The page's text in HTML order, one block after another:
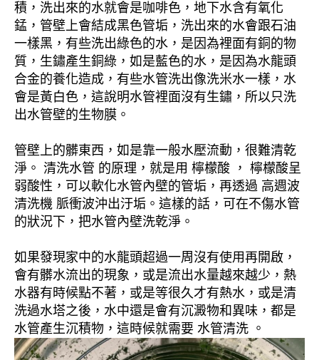
積，洗出來的水就會是咖啡色，地下水含有氧化
錳，管壁上會結成黑色管垢，洗出來的水會跟石油
一樣黑，有些洗出綠色的水，是因為裡面有銅的物
質，生鏽產生銅綠，如是藍色的水，是因為水龍頭
合金的養化造成，有些水管洗出像洗米水一樣，水
會是黃白色，這說明水管裡面沒有生鏽，所以只洗
出水管壁的生物膜。
管壁上的髒東西，如是靠一般水壓流動，很難清乾
淨。 清洗水管 的原理，就是用 檸檬酸 ， 檸檬酸呈
弱酸性，可以軟化水管內壁的管垢，再透過 高週波
清洗機 脈衝波沖出汙垢。這樣的話，可在不傷水管
的狀況下，把水管內壁洗乾淨。
如果發現家中的水龍頭超過一周沒有使用再開啟，
會有髒水流出的現象，或是流出水量越來越少，熱
水器有時候點不著，或是等很久才有熱水，或是清
洗過水塔之後，水中還是會有沉澱物和異味，都是
水管產生沉積物，這時候就需要 水管清洗 。